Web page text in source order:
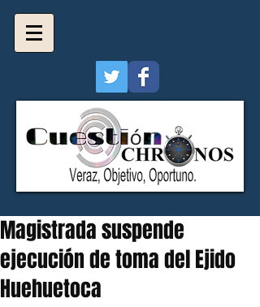
Magistrada suspende
ejecución de toma del Ejido
Huehuetoca